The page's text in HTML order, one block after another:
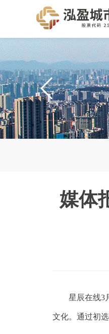
媒体
星辰在线3
文化。通过初